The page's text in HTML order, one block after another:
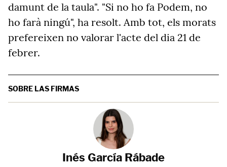
damunt de la taula". "Si no ho fa Podem, no
ho farà ningú", ha resolt. Amb tot, els morats
prefereixen no valorar l'acte del dia 21 de
febrer.
SOBRE LAS FIRMAS
Inés García Rábade